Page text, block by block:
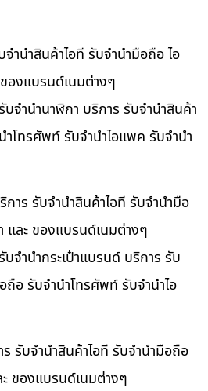
ำนำสินค้าไอที รับจำนำมือถือ ไอ
องแบรนด์เนมต่างๆ
จำนำนาฬิกา บริการ รับจำนำสินค้า
โทรศัพท์ รับจำนำไอแพค รับจำนำ
การ รับจำนำสินค้าไอที รับจำนำมือ
และ ของแบรนด์เนมต่างๆ
จำนำกระเป๋าแบรนด์ บริการ รับ
ถือ รับจำนำโทรศัพท์ รับจำนำไอ
รับจำนำสินค้าไอที รับจำนำมือถือ
ของแบรนด์เนมต่างๆ